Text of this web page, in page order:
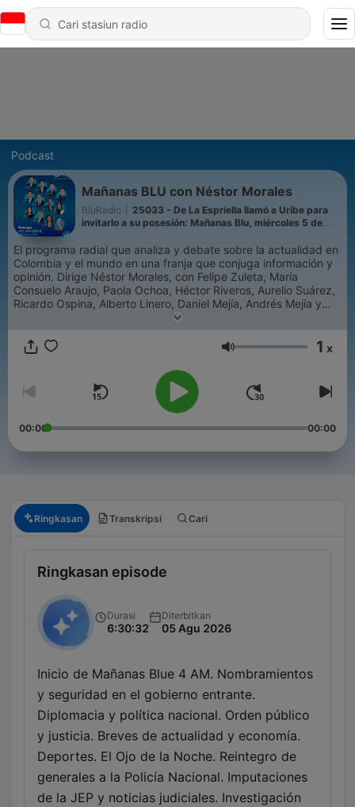
Podcast
Mañanas BLU con Néstor Morales
BluRadio
25033 - De La Espriella llamó a Uribe para
invitarlo a su posesión: Mañanas Blu, miércoles 5 de
El programa radial que analiza y debate sobre la actualidad en
Colombia y el mundo en una franja que conjuga información y
opinión. Dirige Néstor Morales, con Felipe Zuleta, María
Consuelo Araujo, Paola Ochoa, Héctor Riveros, Aurelio Suárez,
Ricardo Ospina, Alberto Linero, Daniel Mejía, Andrés Mejía y
Volume 1 x
00:00 00:00
Ringkasan Transkripsi Cari
Ringkasan episode
Durasi
6:30:32
Diterbitkan
05 Agu 2026
Inicio de Mañanas Blue 4 AM. Nombramientos
y seguridad en el gobierno entrante.
Diplomacia y política nacional. Orden público
y justicia. Breves de actualidad y economía.
Deportes. El Ojo de la Noche. Reintegro de
generales a la Policía Nacional. Imputaciones
de la JEP y noticias judiciales. Investigación